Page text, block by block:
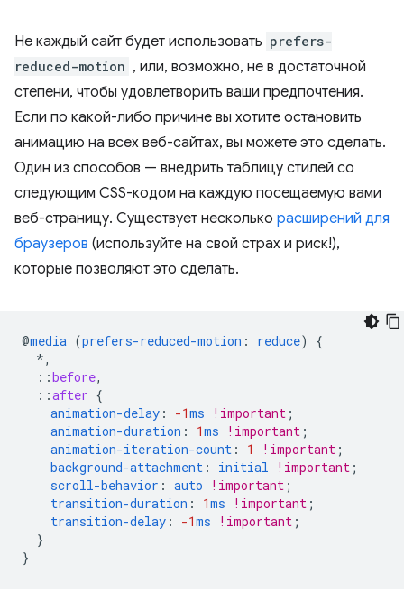
Не каждый сайт будет использовать prefers-
reduced-motion , или, возможно, не в достаточной
степени, чтобы удовлетворить ваши предпочтения.
Если по какой-либо причине вы хотите остановить
анимацию на всех веб-сайтах, вы можете это сделать.
Один из способов — внедрить таблицу стилей со
следующим CSS-кодом на каждую посещаемую вами
веб-страницу. Существует несколько расширений для
браузеров (используйте на свой страх и риск!),
которые позволяют это сделать.
@media (prefers-reduced-motion : reduce)
{
*,
::before,
::after {
animation-delay : -1ms !important ;
animation-duration : 1ms !important ;
animation-iteration-count : 1 !important ;
background-attachment : initial !important ;
scroll-behavior : auto !important ;
transition-duration : 1ms !important ;
transition-delay : -1ms !important ;
}
}